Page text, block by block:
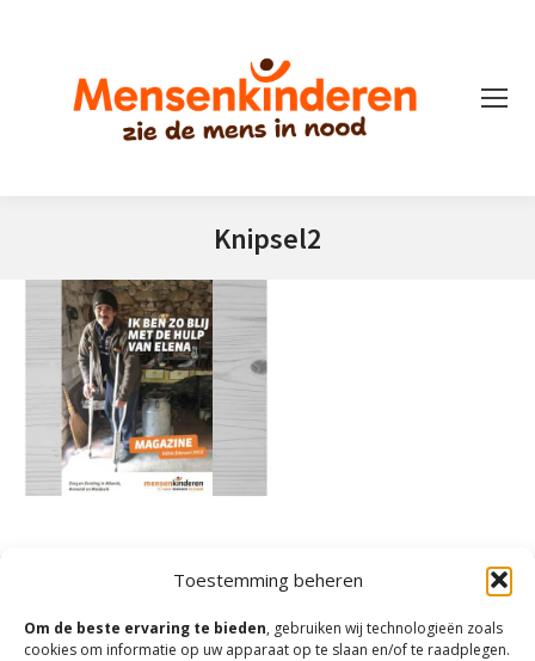
Toestemming beheren
Om de beste ervaring te bieden, gebruiken wij technologieën zoals
cookies om informatie op uw apparaat op te slaan en/of te raadplegen.
Knipsel2
Copyright 2023 -Mensenkinderen